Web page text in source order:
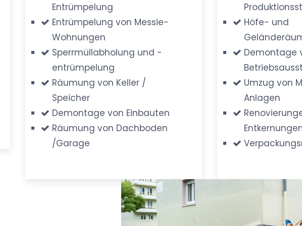
Entrümpelung
Entrümpelung von Messie-
Wohnungen
Sperrmüllabholung und -
entrümpelung
Räumung von Keller /
Speicher
Demontage von Einbauten
Räumung von Dachboden
/Garage
Höfe- und
Demontage
Umzug von
Anlagen